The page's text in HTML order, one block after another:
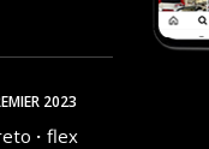
2023
flex